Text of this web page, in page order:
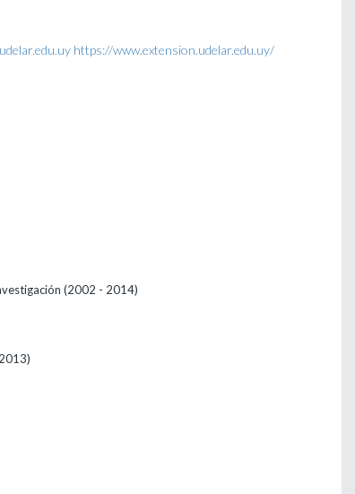
https://www.extension.udelar.edu.uy/
(2002 - 2014)